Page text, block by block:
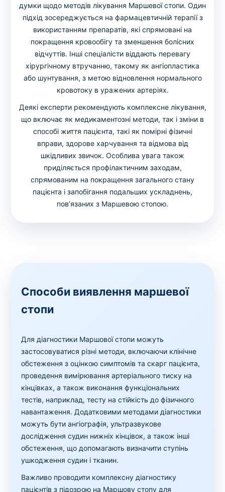
думки щодо методів лікування Маршевої стопи. Один
підхід зосереджується на фармацевтичній терапії з
використанням препаратів, які спрямовані на
покращення кровообігу та зменшення болісних
відчуттів. Інші спеціалісти віддають перевагу
хірургічному втручанню, такому як ангіопластика
або шунтування, з метою відновлення нормального
кровотоку в уражених артеріях.
Деякі експерти рекомендують комплексне лікування,
що включає як медикаментозні методи, так і зміни в
способі життя пацієнта, такі як помірні фізичні
вправи, здорове харчування та відмова від
шкідливих звичок. Особлива увага також
приділяється профілактичним заходам,
спрямованим на покращення загального стану
пацієнта і запобігання подальших ускладнень,
пов’язаних з Маршевою стопою.
Способи виявлення маршевої
стопи
Для діагностики Маршової стопи можуть
застосовуватися різні методи, включаючи клінічне
обстеження з оцінкою симптомів та скарг пацієнта,
проведення вимірювання артеріального тиску на
кінцівках, а також виконання функціональних
тестів, наприклад, тесту на стійкість до фізичного
навантаження. Додатковими методами діагностики
можуть бути ангіографія, ультразвукове
дослідження судин нижніх кінцівок, а також інші
обстеження, що допомагають визначити ступінь
ушкодження судин і тканин.
Важливо проводити комплексну діагностику
пацієнтів з підозрою на Маршову стопу для